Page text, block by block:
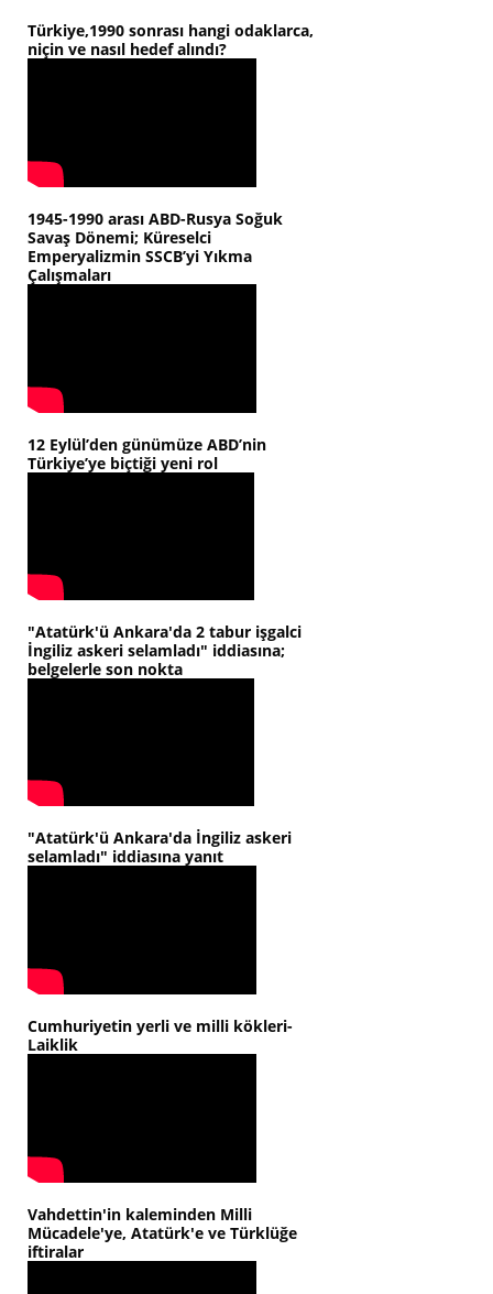
Türkiye,1990 sonrası hangi odaklarca,
niçin ve nasıl hedef alındı?
1945-1990 arası ABD-Rusya Soğuk
Savaş Dönemi; Küreselci
Emperyalizmin SSCB’yi Yıkma
Çalışmaları
12 Eylül’den günümüze ABD’nin
Türkiye’ye biçtiği yeni rol
"Atatürk'ü Ankara'da 2 tabur işgalci
İngiliz askeri selamladı" iddiasına;
belgelerle son nokta
"Atatürk'ü Ankara'da İngiliz askeri
selamladı" iddiasına yanıt
Cumhuriyetin yerli ve milli kökleri-
Laiklik
Vahdettin'in kaleminden Milli
Mücadele'ye, Atatürk'e ve Türklüğe
iftiralar